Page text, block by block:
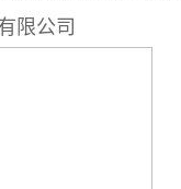
限公司